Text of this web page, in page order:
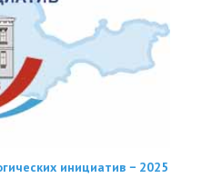
инициатив − 2025